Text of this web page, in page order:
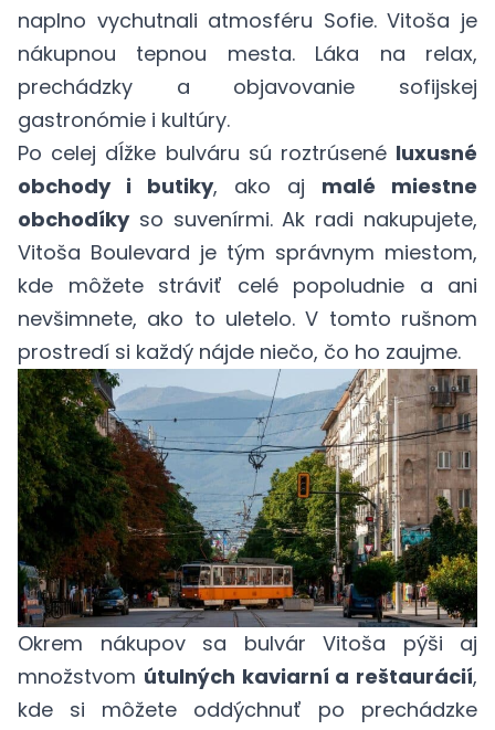
naplno vychutnali atmosféru Sofie. Vitoša je
nákupnou tepnou mesta. Láka na relax,
prechádzky a objavovanie sofijskej
gastronómie i kultúry.
Po celej dĺžke bulváru sú roztrúsené luxusné
obchody i butiky, ako aj malé miestne
obchodíkyso suvenírmi. Ak radi nakupujete,
Vitoša Boulevard je tým správnym miestom,
kde môžete stráviť celé popoludnie a ani
nevšimnete, ako to uletelo. V tomto rušnom
prostredí si každý nájde niečo, čo ho zaujme.
Okrem nákupov sa bulvár Vitoša pýši aj
množstvom útulných kaviarní a reštaurácií,
kde si môžete oddýchnuť po prechádzke